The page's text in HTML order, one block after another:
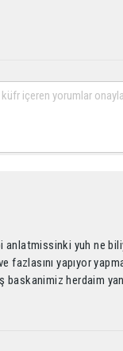
yuh ne
fazlasını yapıyor
baskanimiz herdaim